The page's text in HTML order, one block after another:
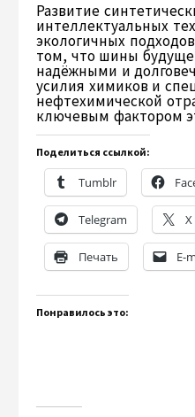
Развитие
интеллектуальных
экологичных
том, что шины
надёжными и
усилия химиков и
нефтехимической
ключевым фактором
Поделиться ссылкой:
Tumblr
Telegram X
Печать E-
Понравилось это: